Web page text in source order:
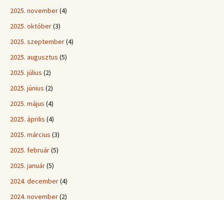
2025. november(4)
2025. október(3)
2025. szeptember(4)
2025. augusztus (5)
2025. július (2)
2025. június (2)
2025. május (4)
2025. április (4)
2025. március (3)
2025. február(5)
2025. január(5)
2024. december(4)
2024. november(2)